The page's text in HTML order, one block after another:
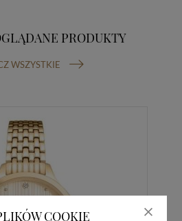
COOKIE
PRODUKTY
WSZYSTKIE